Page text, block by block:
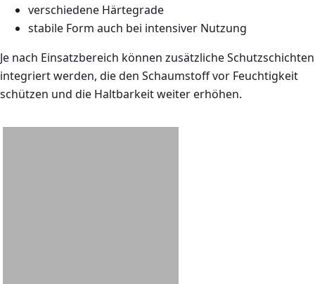
verschiedene Härtegrade
stabile Form auch bei intensiver Nutzung
Je nach Einsatzbereich können zusätzliche Schutzschichten
integriert werden, die den Schaumstoff vor Feuchtigkeit
schützen und die Haltbarkeit weiter erhöhen.